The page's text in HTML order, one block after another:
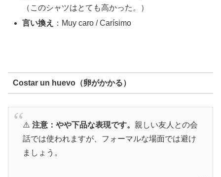
（このシャツはとても高かった。）
言い換え
：Muy caro / Carísimo
Costar un huevo（卵がかかる）
⚠️ 注意：やや下品な表現です。 親しい友人との会
話では使われますが、フォーマルな場面では避け
ましょう。